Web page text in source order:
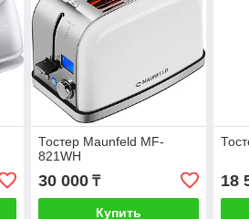
Тостер Maunfeld MF-
821WH
30 000₸
Купить
18